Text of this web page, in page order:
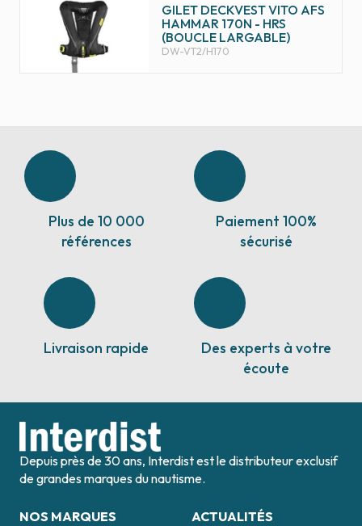
GILET DECKVEST VITO AFS
HAMMAR 170N - HRS
(BOUCLE LARGABLE)
DW-VT2/H170
Plus de 10 000
références
Paiement 100%
sécurisé
Livraison rapide
Des experts à votre
écoute
Depuis près de 30 ans, Interdist est le distributeur exclusif
de grandes marques du nautisme.
NOS MARQUES ACTUALITÉS